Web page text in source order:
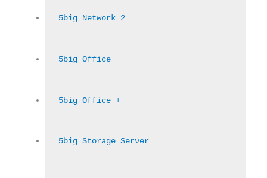
5big Network 2
5big Office
5big Office +
5big Storage Server